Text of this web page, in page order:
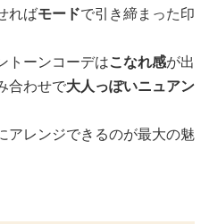
ればモードで引き締まった印
トーンコーデはこなれ感が出
合わせで大人っぽいニュアン
アレンジできるのが最大の魅